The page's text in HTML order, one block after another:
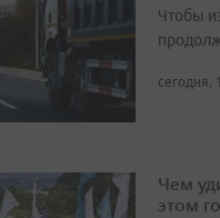
Чтобы
сегодня,
Чем
этом